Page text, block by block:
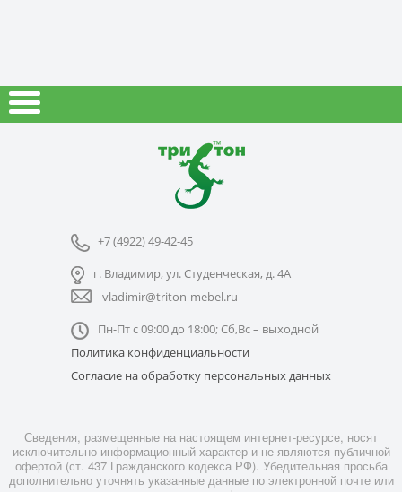
+7 (4922) 49-42-45
г. Владимир, ул. Студенческая, д. 4А
vladimir@triton-mebel.ru
Пн-Пт с 09:00 до 18:00; Сб,Вс – выходной
Политика конфиденциальности
Согласие на обработку персональных данных
Сведения, размещенные на настоящем интернет-ресурсе, носят
исключительно информационный характер и не являются публичной
офертой (ст. 437 Гражданского кодекса РФ). Убедительная просьба
дополнительно уточнять указанные данные по электронной почте или